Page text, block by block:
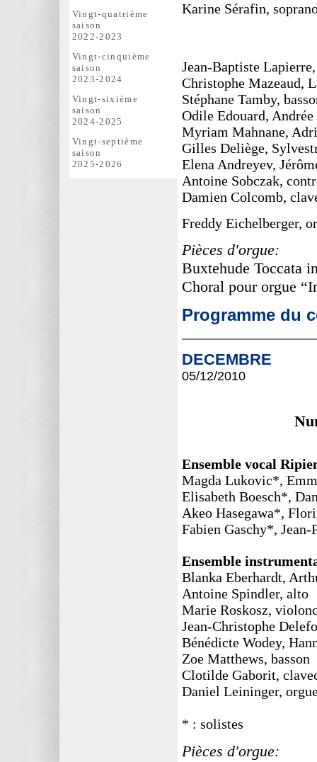
Vingt-quatrième
saison
2022-2023
Vingt-cinquième
saison
2023-2024
Vingt-sixième
saison
2024-2025
Vingt-septième
saison
2025-2026
Karine Sérafin,
Jean-Baptiste
Christophe Mazeaud,
Stéphane Tamby,
Odile Edouard,
Myriam Mahnane,
Gilles Deliège,
Elena Andreyev,
Antoine Sobczak,
Damien Colcomb,
Freddy Eichelberger,
Pièces d'orgue:
Buxtehude Toccata
Choral pour orgue
Programme du
DECEMBRE
05/12/2010
Ensemble vocal
Magda Lukovic*,
Elisabeth Boesch*,
Akeo Hasegawa*,
Fabien Gaschy*, Jean-
Ensemble
Blanka Eberhardt,
Antoine Spindler, alto
Marie Roskosz,
Jean-Christophe
Bénédicte Wodey,
Zoe Matthews, basson
Clotilde Gaborit,
Daniel Leininger,
* : solistes
Pièces d'orgue: